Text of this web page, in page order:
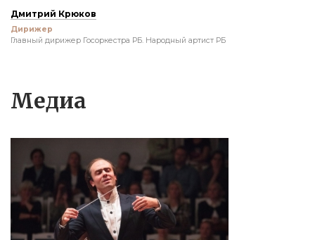
Дмитрий Крюков
Дирижер
Главный дирижер Госоркестра РБ. Народный артист РБ
Медиа